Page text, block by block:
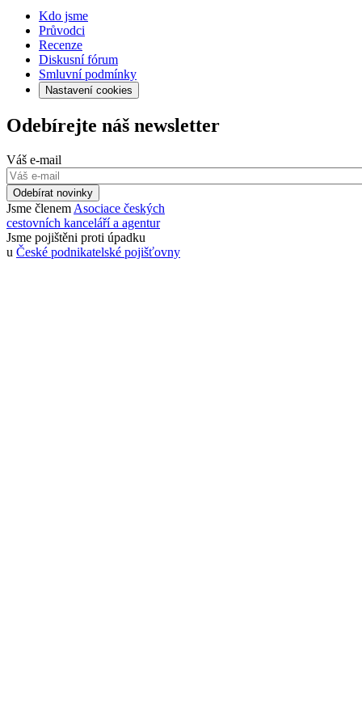
Kdo jsme
Průvodci
Recenze
Diskusní fórum
Smluvní podmínky
Nastavení cookies
Odebírejte náš newsletter
Váš e-mail
Odebírat novinky
Jsme členem Asociace českých
cestovních kanceláří a agentur
Jsme pojištěni proti úpadku
u České podnikatelské pojišťovny